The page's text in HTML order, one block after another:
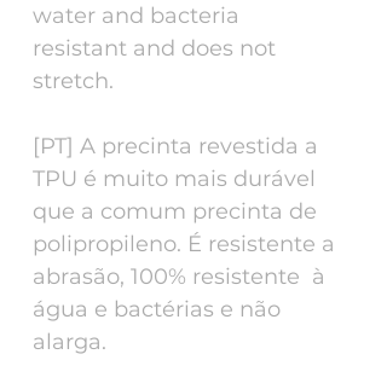
water and bacteria
resistant and does not
stretch.
[PT] A precinta revestida a
TPU é muito mais durável
que a comum precinta de
polipropileno. É resistente a
abrasão, 100% resistente à
água e bactérias e não
alarga.